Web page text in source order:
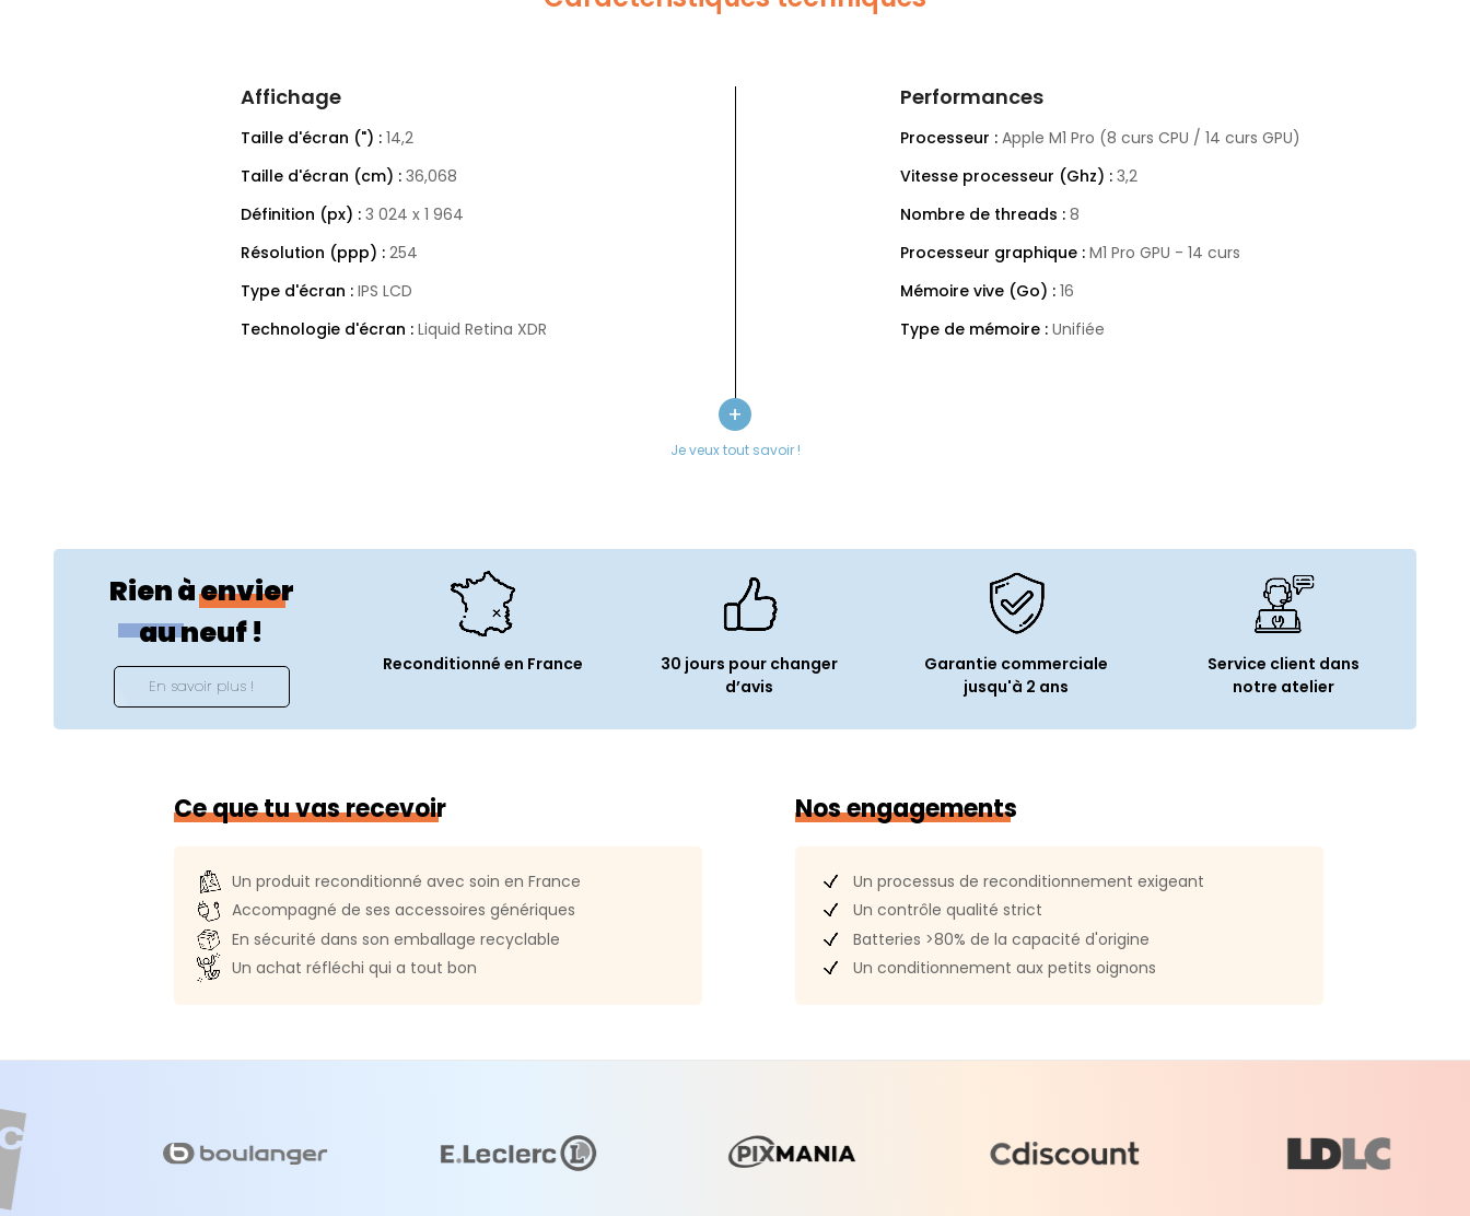
Affichage
Taille d'écran (") : 14,2
Taille d'écran (cm) : 36,068
Définition (px) : 3 024 x 1 964
Résolution (ppp) : 254
Type d'écran : IPS LCD
Technologie d'écran : Liquid Retina XDR
XDR : 1000
Spécificités techniques
Usages :
Productivité et Créativité
Couleur :
Année de lancement :
Système compatible : Mac OS 27 Golden Gate
Authentification biométrique : Touch ID
Connectivité
Prise audio :
Performances
Processeur : Apple M1 Pro (8 curs CPU / 14 curs GPU)
Vitesse processeur (Ghz) : 3,2
Nombre de threads : 8
Processeur graphique : M1 Pro GPU - 14 curs
Mémoire vive (Go) : 16
Type de mémoire : Unifiée
Périphériques
Thunderbolt 4 (USB-C) :
Lecteur de carte : SDXC
Informations générales
Référence du produit :
+
Je veux tout savoir !
Rien à envier
au neuf !
En savoir plus !
Reconditionné en France
30 jours pour changer
d’avis
Garantie commerciale
jusqu'à 2 ans
Service client dans
notre atelier
Ce que tu vas recevoir
Un produit reconditionné avec soin en France
Accompagné de ses accessoires génériques
En sécurité dans son emballage recyclable
Un achat réfléchi qui a tout bon
Nos engagements
Un processus de reconditionnement exigeant
Un contrôle qualité strict
Batteries >80% de la capacité d'origine
Un conditionnement aux petits oignons